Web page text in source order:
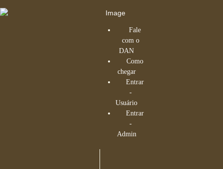
Fale
com o
DAN
Como
chegar
Entrar
-
Usuário
Entrar
-
Admin